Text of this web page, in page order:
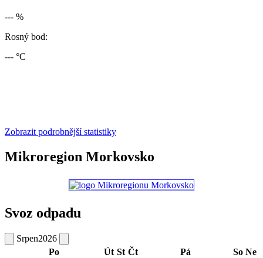
--- %
Rosný bod:
--- °C
Zobrazit podrobnější statistiky
Mikroregion Morkovsko
Svoz odpadu
Srpen2026
Po
Út St Čt Pá So Ne